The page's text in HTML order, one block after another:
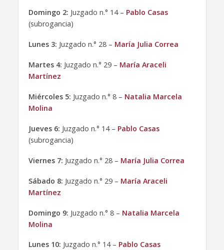
Domingo 2: Juzgado n.° 14 – Pablo Casas
(subrogancia)
Lunes 3: Juzgado n.° 28 – María Julia Correa
Martes 4: Juzgado n.° 29 – María Araceli
Martínez
Miércoles 5: Juzgado n.° 8 – Natalia Marcela
Molina
Jueves 6: Juzgado n.° 14 – Pablo Casas
(subrogancia)
Viernes 7: Juzgado n.° 28 – María Julia Correa
Sábado 8: Juzgado n.° 29 – María Araceli
Martínez
Domingo 9: Juzgado n.° 8 – Natalia Marcela
Molina
Lunes 10: Juzgado n.° 14 – Pablo Casas